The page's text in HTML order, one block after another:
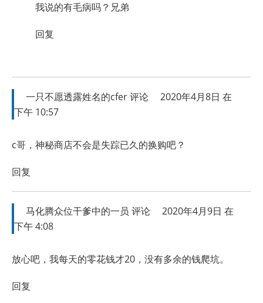
我说的有毛病吗？兄弟
回复
一只不愿透露姓名的cfer评论
2020年4月8日 在
下午 10:57
c哥，神秘商店不会是失踪已久的换购吧？
回复
马化腾众位干爹中的一员 评论
2020年4月9日 在
下午 4:08
放心吧，我每天的零花钱才20，没有多余的钱爬坑。
回复